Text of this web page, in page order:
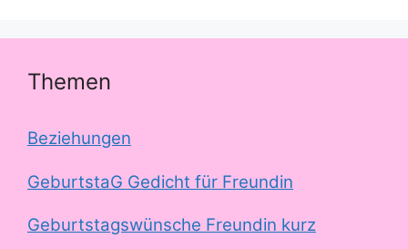
Themen
Beziehungen
GeburtstaG Gedicht für Freundin
Geburtstagswünsche Freundin kurz